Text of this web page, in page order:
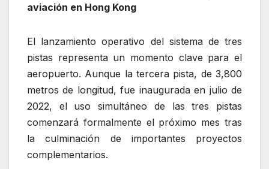
aviación en Hong Kong
El lanzamiento operativo del sistema de tres
pistas representa un momento clave para el
aeropuerto. Aunque la tercera pista, de 3,800
metros de longitud, fue inaugurada en julio de
2022, el uso simultáneo de las tres pistas
comenzará formalmente el próximo mes tras
la culminación de importantes proyectos
complementarios.